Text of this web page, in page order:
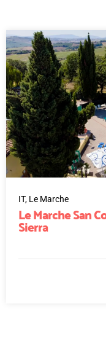
IT, Le Marche
Le Marche San
Sierra